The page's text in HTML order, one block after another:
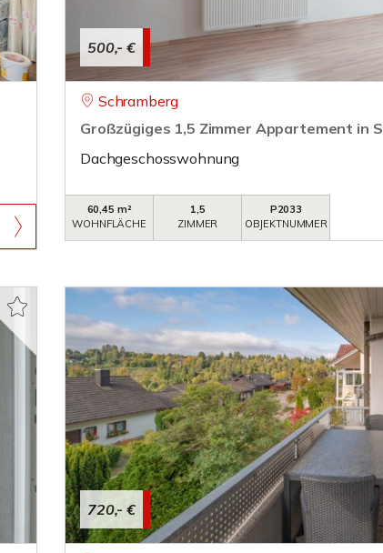
500,- €
Schramberg
Großzügiges 1,5 Zimmer Appartement in
Dachgeschosswohnung
60,45 m²
WOHNFLÄCHE
1,5
ZIMMER
P2033
OBJEKTNUMMER
720,- €